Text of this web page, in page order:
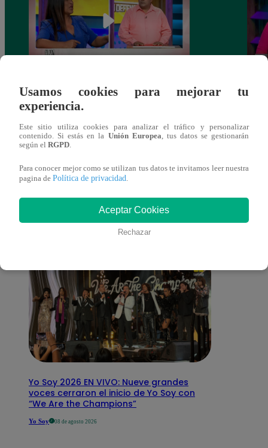
En Tu Defensa: Vecinos de Surco
enfrentados por “muro de la discordia”
También te puede
interesar
Yo Soy 2026 EN VIVO: Nueve grandes
voces cerraron el inicio de Yo Soy con
“We Are the Champions”
Yo Soy 08 de agosto 2026
Usamos cookies para mejorar tu
experiencia.
Este sitio utiliza cookies para analizar el tráfico y personalizar
contenido. Si estás en la Unión Europea, tus datos se gestionarán
según el RGPD.
Para conocer mejor como se utilizan tus datos te invitamos leer nuestra
pagina de Política de privacidad.
Aceptar Cookies
Rechazar